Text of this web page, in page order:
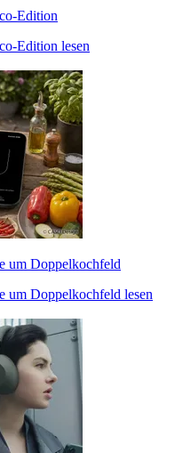
Edition
Edition lesen
um Doppelkochfeld
um Doppelkochfeld lesen